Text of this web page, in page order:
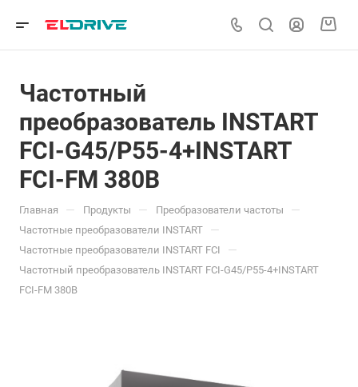
Частотный
преобразователь INSTART
FCI-G45/P55-4+INSTART
FCI-FM 380В
Главная — Продукты — Преобразователи частоты —
Частотные преобразователи INSTART —
Частотные преобразователи INSTART FCI —
Частотный преобразователь INSTART FCI-G45/P55-4+INSTART
FCI-FM 380В